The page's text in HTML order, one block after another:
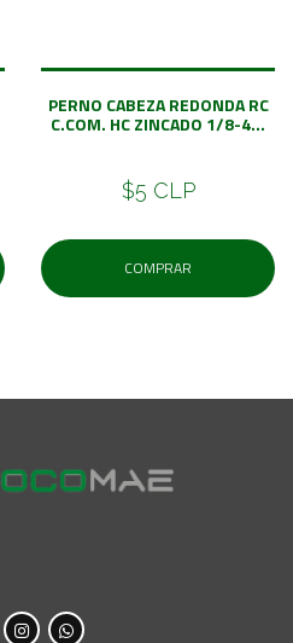
PERNO CABEZA REDONDA RC
C.COM. HC ZINCADO 1/8-4...
$5 CLP
COMPRAR